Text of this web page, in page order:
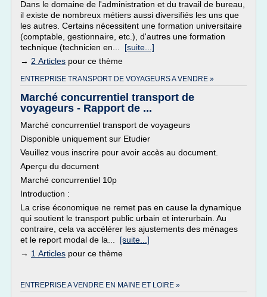
Dans le domaine de l'administration et du travail de bureau,
il existe de nombreux métiers aussi diversifiés les uns que
les autres. Certains nécessitent une formation universitaire
(comptable, gestionnaire, etc.), d'autres une formation
technique (technicien en... [suite...]
→ 2 Articles pour ce thème
ENTREPRISE TRANSPORT DE VOYAGEURS A VENDRE »
Marché concurrentiel transport de
voyageurs - Rapport de ...
Marché concurrentiel transport de voyageurs
Disponible uniquement sur Etudier
Veuillez vous inscrire pour avoir accès au document.
Aperçu du document
Marché concurrentiel 10p
Introduction :
La crise économique ne remet pas en cause la dynamique
qui soutient le transport public urbain et interurbain. Au
contraire, cela va accélérer les ajustements des ménages
et le report modal de la... [suite...]
→ 1 Articles pour ce thème
ENTREPRISE A VENDRE EN MAINE ET LOIRE »